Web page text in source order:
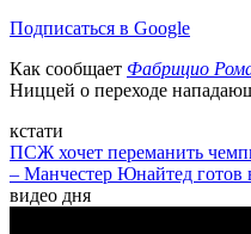
Подписаться в Google
Как сообщает Фабрицио
Ниццей о переходе
кстати
ПСЖ хочет переманить
– Манчестер Юнайтед готов
видео дня